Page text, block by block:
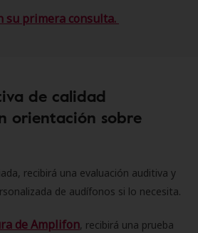
su primera consulta.
de calidad
orientación sobre
recibirá una evaluación auditiva y
de audífonos si lo necesita.
de Amplifon, recibirá una prueba